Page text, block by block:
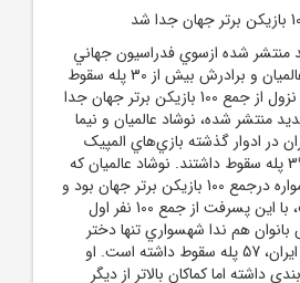
منتشر شده ازسوي فدراسيون جهاني
تنيس روي ميز، نوشاد عالميان و برادرش بيش از 30 پله سقوط
داشته اند، نوشاد با اين نزول از جمع 100 بازيکن برتر جهان جدا
منتشر شده، نوشاد عالميان و نيما
در ادوار گذشته بازي‌هاي المپيک
بودند به ترتيب 33 و 39 پله سقوط داشتند. نوشاد عالميان که
طي سال‌هاي گذشته همواره درجمع 100 بازيکن برتر جهان بود و
رنکينگ دو رقمي داشت، با اين پسرفت از جمع 100 نفر اول
هم ندا شهسواري تنها دختر
المپيکي تنيس روي ميز ايران، 57 پله سقوط داشته است. او
داشته اما کماکان بالاتر از ديگر